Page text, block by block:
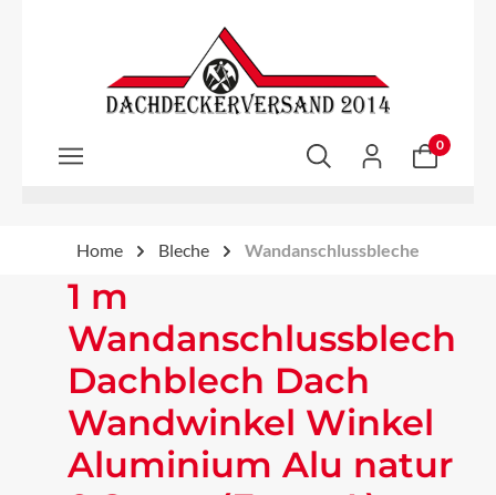
Zum Hauptinhalt springen
0
Home Bleche Wandanschlussbleche
1 m
Wandanschlussblech
Dachblech Dach
Wandwinkel Winkel
Aluminium Alu natur